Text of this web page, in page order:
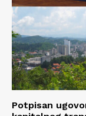
Potpisan